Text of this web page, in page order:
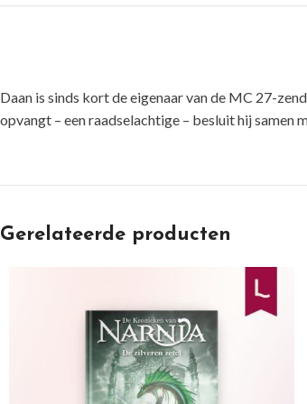
Daan is sinds kort de eigenaar van de MC 27-
opvangt – een raadselachtige – besluit hij
Gerelateerde producten